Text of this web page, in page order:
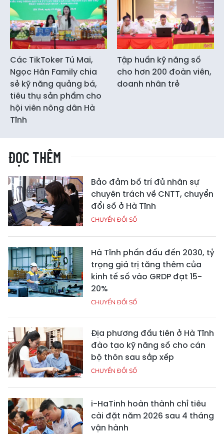
Các TikToker Tú Mai,
Ngọc Hân Family chia
sẻ kỹ năng quảng bá,
tiêu thụ sản phẩm cho
hội viên nông dân Hà
Tĩnh
Tập huấn kỹ năng số
cho hơn 200 đoàn viên,
doanh nhân trẻ
ĐỌC THÊM
Bảo đảm bố trí đủ nhân sự
chuyên trách về CNTT, chuyển
đổi số ở Hà Tĩnh
CHUYỂN ĐỔI SỐ
Hà Tĩnh phấn đấu đến 2030, tỷ
trọng giá trị tăng thêm của
kinh tế số vào GRDP đạt 15-
20%
CHUYỂN ĐỔI SỐ
Địa phương đầu tiên ở Hà Tĩnh
đào tạo kỹ năng số cho cán
bộ thôn sau sắp xếp
CHUYỂN ĐỔI SỐ
i-HaTinh hoàn thành chỉ tiêu
cài đặt năm 2026 sau 4 tháng
vận hành